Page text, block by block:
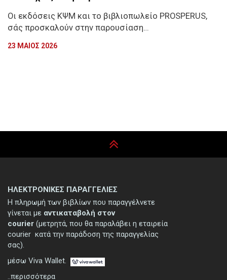
Οι εκδόσεις ΚΨΜ και το βιβλιοπωλείο PROSPERUS,
σάς προσκαλούν στην παρουσίαση…
23 ΜΑΙΟΣ 2026
ΗΛΕΚΤΡΟΝΙΚΕΣ ΠΑΡΑΓΓΕΛΙΕΣ
Η πληρωμή των βιβλίων που παραγγέλνετε
γίνεται με αντικαταβολή στον
courier (μετρητά, που θα παραλάβει η εταιρεία
courier κατά την παράδοση της παραγγελίας
σας).
μέσω Viva Wallet.
..περισσότερα